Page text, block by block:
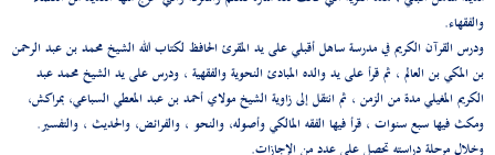
والفقهاء.
ودرس القرآن الكريم في مدرسة ساهل أقبلي على يد المقرئ الحافظ لكتاب الله الشيخ محمد بن عبد الرحمن
بن المكي بن العالم ، ثم قرأ على يد والده المبادئ النحوية والفقهية ، ودرس على يد الشيخ محمد عبد
الكريم المغيلي مدة من الزمن ، ثم انتقل إلى زاوية الشيخ مولاي أحمد بن عبد المعطي السباعي، بمراكش،
ومكث فيها سبع سنوات ، قرأ فيها الفقه المالكي وأصوله، والنحو ، والفرائض، والحديث ، والتفسير.
وخلال مرحلة دراسته تحصل على عدد من الإجازات.